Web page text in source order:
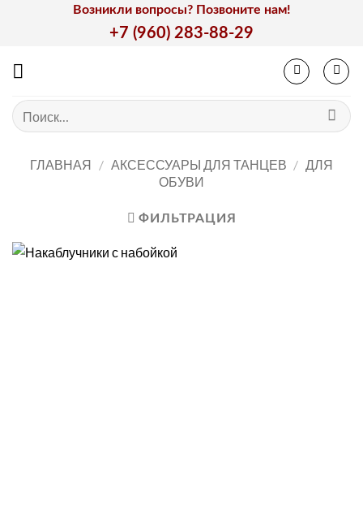
Возникли вопросы? Позвоните нам!
+7 (960) 283-88-29
Искать:
ГЛАВНАЯ / АКСЕССУАРЫ ДЛЯ ТАНЦЕВ / ДЛЯ
ОБУВИ
ФИЛЬТРАЦИЯ